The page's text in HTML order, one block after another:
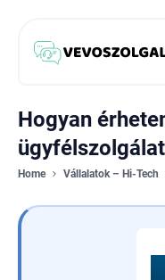
Hogyan
Home Vállalatok – Hi-Tech